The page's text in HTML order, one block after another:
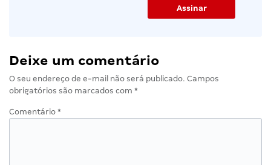
Deixe um comentário
O seu endereço de e-mail não será publicado. Campos
obrigatórios são marcados com *
Comentário *